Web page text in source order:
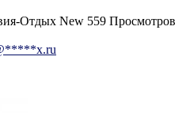
Отдых New 559 Просмотров